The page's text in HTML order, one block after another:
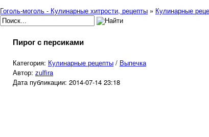
Гоголь-моголь - Кулинарные хитрости, рецепты » Кулинарные
Пирог с персиками
Категория: Кулинарные рецепты / Выпечка
Автор: zulfira
Дата публикации: 2014-07-14 23:18